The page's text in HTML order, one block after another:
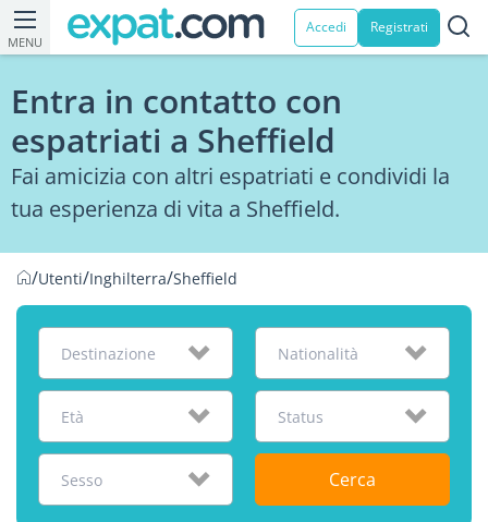
MENU
Accedi Registrati
Entra in contatto con
espatriati a Sheffield
Fai amicizia con altri espatriati e condividi la
tua esperienza di vita a Sheffield.
/Utenti/Inghilterra/Sheffield
Destinazione Nationalità
Età Status
Sesso Cerca